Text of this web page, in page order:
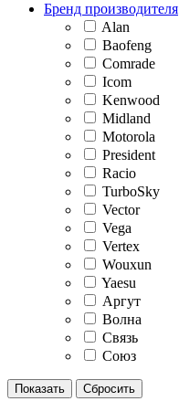
Бренд производителя
Alan
Baofeng
Comrade
Icom
Kenwood
Midland
Motorola
President
Racio
TurboSky
Vector
Vega
Vertex
Wouxun
Yaesu
Аргут
Волна
Связь
Союз